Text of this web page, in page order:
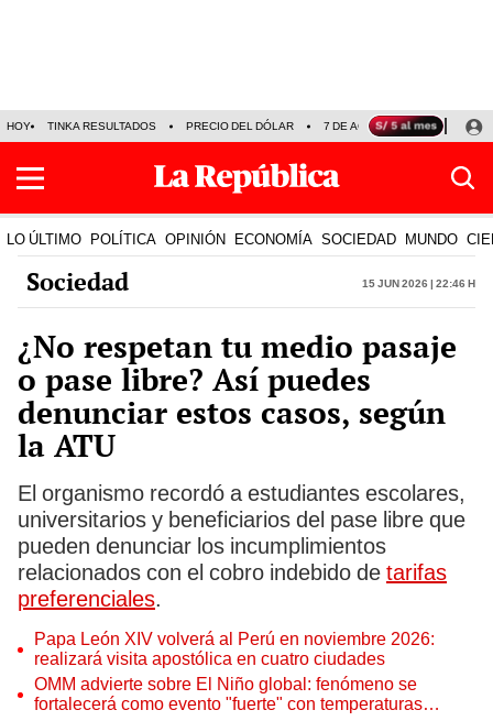
HOY TINKA RESULTADOS PRECIO DEL DÓLAR 7 DE AGOSTO OLLANTA
LO ÚLTIMO POLÍTICA OPINIÓN ECONOMÍA SOCIEDAD MUNDO
Sociedad 15 Jun 2026 | 22:46 h
¿No respetan tu medio pasaje
o pase libre? Así puedes
denunciar estos casos, según
la ATU
El organismo recordó a estudiantes escolares,
universitarios y beneficiarios del pase libre que
pueden denunciar los incumplimientos
relacionados con el cobro indebido de tarifas
preferenciales.
Papa León XIV volverá al Perú en noviembre 2026:
realizará visita apostólica en cuatro ciudades
OMM advierte sobre El Niño global: fenómeno se
fortalecerá como evento "fuerte" con temperaturas